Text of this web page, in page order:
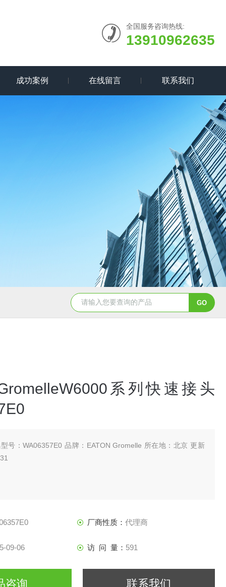
全国服务咨询热线:
13910962635
成功案例 在线留言 联系我们
5347信德迈代理Parker 45度绝缘防水接头 5353信
系列快速接头
号：WA06357E0 品牌：EATON Gromelle 所在地：北京 更新
厂商性质： 代理商
09-06 访 问 量： 591
咨询 联系我们